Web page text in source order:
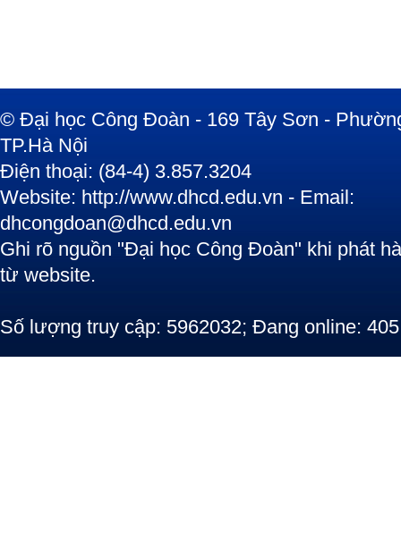
© Đại học Công Đoàn - 169 Tây Sơn -
TP.Hà Nội
Điện thoại: (84-4) 3.857.3204
Website: http://www.dhcd.edu.vn - Email:
dhcongdoan@dhcd.edu.vn
Ghi rõ nguồn "Đại học Công Đoàn" khi phát
từ website.
Số lượng truy cập: 5962032; Đang online: 405